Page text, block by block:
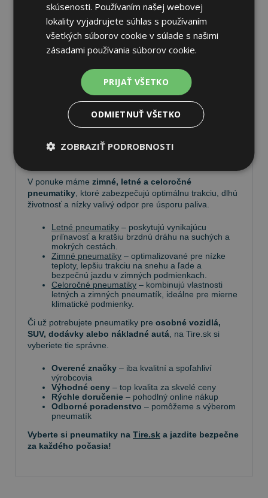
Pneumatiky
Vyberte si kvalitné pneumatikypre bezpečnú,
komfortnú a úspornú jazdu. Na
nájdete široký
výber pneumatík pre rôzne typy vozidiel a jazdných
podmienok.
Barum, Matador,Semperit, ako aj ďalších výrobcov:
V ponuke máme zimné, letné a celoročné
pneumatiky , ktoré zabezpečujú optimálnu trakciu, dlhú
životnosť a nízky valivý odpor pre úsporu paliva.
Letné pneumatiky – poskytujú vynikajúcu
priľnavosť a kratšiu brzdnú dráhu na suchých a
mokrých cestách.
Zimné pneumatiky – optimalizované pre nízke
teploty, lepšiu trakciu na snehu a ľade a
bezpečnú jazdu v zimných podmienkach.
Celoročné pneumatiky – kombinujú vlastnosti
letných a zimných pneumatík, ideálne pre mierne
klimatické podmienky.
Či už potrebujete pneumatiky pre osobné vozidlá,
SUV, dodávky alebo nákladné autá , na Tire.sk si
vyberiete tie správne.
Overené značky – iba kvalitní a spoľahliví
výrobcovia
Výhodné ceny – top kvalita za skvelé ceny
Rýchle doručenie – pohodlný online nákup
Odborné poradenstvo – pomôžeme s výberom
pneumatík
Vyberte si pneumatiky na Tire.sk a jazdite bezpečne
za každého počasia!
skúsenosti. Používaním našej webovej
lokality vyjadrujete súhlas s používaním
všetkých súborov cookie v súlade s našimi
zásadami používania súborov cookie.
PRIJAŤ VŠETKO
ODMIETNUŤ VŠETKO
ZOBRAZIŤ PODROBNOSTI